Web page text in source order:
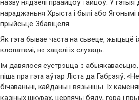
назву нядзелі праайцоў і айцоў. У
нараджэньня Хрыста і былі або Ягонымі
прыйсьце Збавіцеля.
Як гэта бывае часта на сьвеце, жыцьцё
клопатамі, не хацелі іх слухаць.
Ім давялося сустрэцца з
піша пра гэта аўтар Ліста да Габрэяў:
бічаваньні, кайданы і вязьніцы. Іх
казіных шкурах, церпячы бяду, гора і